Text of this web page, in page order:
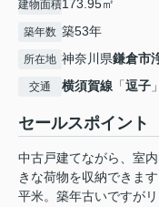
建物面積173.95㎡
築年数 築53年
所在地 神奈川県鎌倉市
交通 横須賀線 「逗子
セールスポイント
中古戸建てながら、室
きな荷物を収納できま
平米。築年古いですが